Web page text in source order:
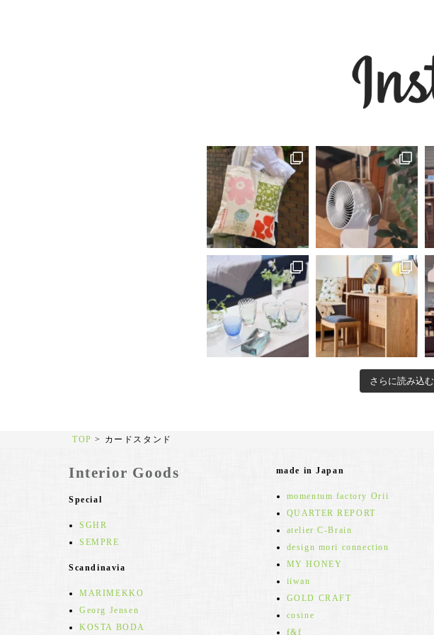
さらに読み込む
TOP > カードスタンド
Interior Goods
Special
SGHR
SEMPRE
Scandinavia
MARIMEKKO
Georg Jensen
KOSTA BODA
made in Japan
momentum factory Orii
QUARTER REPORT
atelier C-Brain
design mori connection
MY HONEY
iiwan
GOLD CRAFT
cosine
f&f